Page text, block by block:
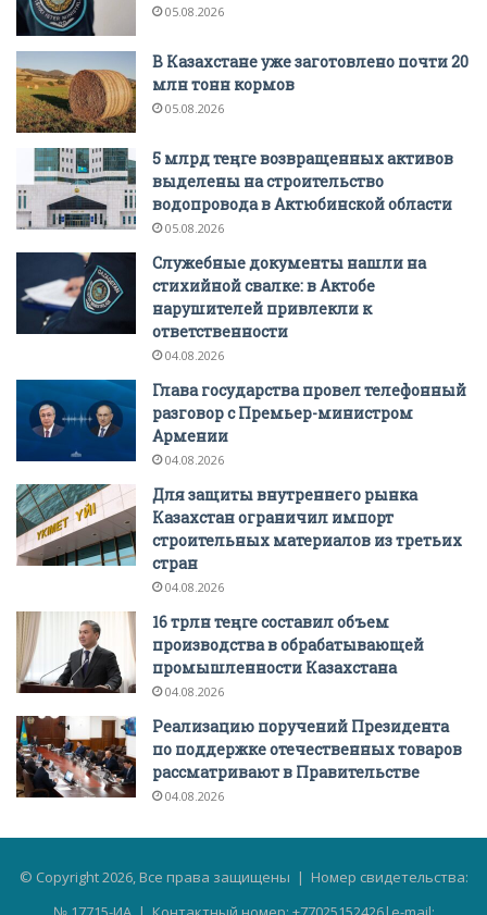
05.08.2026
В Казахстане уже заготовлено почти 20
млн тонн кормов
05.08.2026
5 млрд теңге возвращенных активов
выделены на строительство
водопровода в Актюбинской области
05.08.2026
Служебные документы нашли на
стихийной свалке: в Актобе
нарушителей привлекли к
ответственности
04.08.2026
Глава государства провел телефонный
разговор с Премьер-министром
Армении
04.08.2026
Для защиты внутреннего рынка
Казахстан ограничил импорт
строительных материалов из третьих
стран
04.08.2026
16 трлн теңге составил объем
производства в обрабатывающей
промышленности Казахстана
04.08.2026
Реализацию поручений Президента
по поддержке отечественных товаров
рассматривают в Правительстве
04.08.2026
© Copyright 2026, Все права защищены | Номер свидетельства: